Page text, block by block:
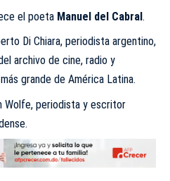
el poeta Manuel del Cabral.
Di Chiara, periodista argentino,
archivo de cine, radio y
grande de América Latina.
Wolfe, periodista y escritor